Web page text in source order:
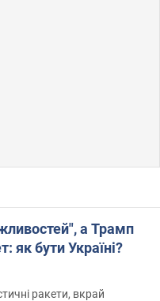
а Трамп
як бути Україні?
ракети, вкрай